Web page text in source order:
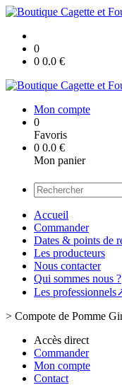
0
0 0.0 €
Mon compte
0
Favoris
0 0.0 €
Mon panier
Accueil
Commander
Dates & points de
Les producteurs
Nous contacter
Qui sommes nous ?
Les
> Compote de Pomme
Accès direct
Commander
Mon compte
Contact